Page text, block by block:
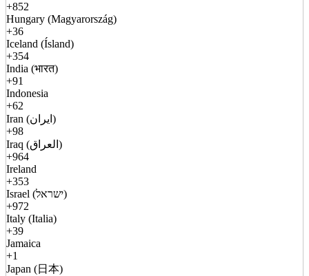
+852
Hungary (Magyarország)
+36
Iceland (Ísland)
+354
India (भारत)
+91
Indonesia
+62
Iran (ایران)
+98
Iraq (العراق)
+964
Ireland
+353
Israel (ישראל)
+972
Italy (Italia)
+39
Jamaica
+1
Japan (日本)